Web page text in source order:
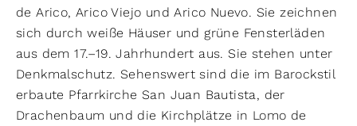
de Arico, Arico Viejo und Arico Nuevo. Sie zeichnen
sich durch weiße Häuser und grüne Fensterläden
aus dem 17.–19. Jahrhundert aus. Sie stehen unter
Denkmalschutz. Sehenswert sind die im Barockstil
erbaute Pfarrkirche San Juan Bautista, der
Drachenbaum und die Kirchplätze in Lomo de